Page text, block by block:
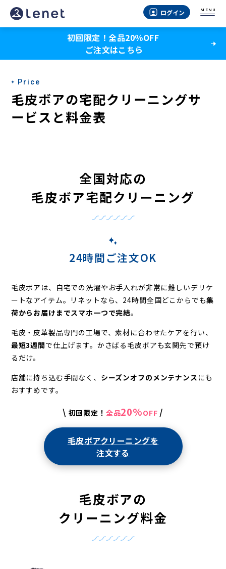
ログイン MENU
初回限定！全品20％OFF
ご注文はこちら
Price
毛皮ボアの宅配クリーニングサ
ービスと料金表
全国対応の
毛皮ボア宅配クリーニング
24時間ご注文OK
毛皮ボアは、自宅での洗濯やお手入れが非常に難しいデリケ
ートなアイテム。 リネットなら、24時間全国どこからでも集
荷からお届けまでスマホ一つで完結。
毛皮・皮革製品専門の工場で、素材に合わせたケアを行い、
最短3週間で仕上げます。 かさばる毛皮ボアも玄関先で預け
るだけ。
店舗に持ち込む手間なく、 シーズンオフのメンテナンス にも
おすすめです。
\ 初回限定！ 全品20%OFF /
毛皮ボアクリーニングを
注文する
毛皮ボアの
クリーニング料金